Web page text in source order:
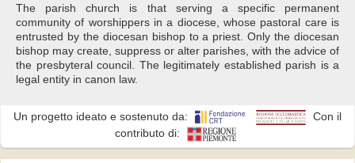
The parish church is that serving a specific permanent
community of worshippers in a diocese, whose pastoral care is
entrusted by the diocesan bishop to a priest. Only the diocesan
bishop may create, suppress or alter parishes, with the advice of
the presbyteral council. The legitimately established parish is a
legal entity in canon law.
Un progetto ideato e sostenuto da:
Con il
contributo di: